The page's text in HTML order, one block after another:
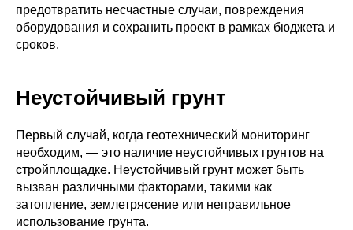
предотвратить несчастные случаи, повреждения
оборудования и сохранить проект в рамках бюджета и
сроков.
Неустойчивый грунт
Первый случай, когда геотехнический мониторинг
необходим, — это наличие неустойчивых грунтов на
стройплощадке. Неустойчивый грунт может быть
вызван различными факторами, такими как
затопление, землетрясение или неправильное
использование грунта.